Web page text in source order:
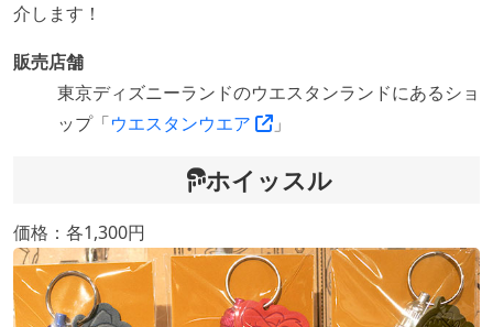
介します！
販売店舗
東京ディズニーランドのウエスタンランドにあるショ
ップ「ウエスタンウエア 」
ホイッスル
価格：各1,300円